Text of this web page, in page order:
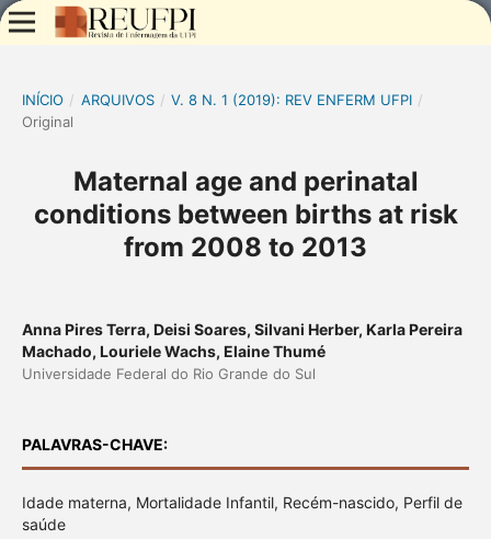
INÍCIO / ARQUIVOS / V. 8 N. 1 (2019): REV ENFERM UFPI /
Original
Maternal age and perinatal
conditions between births at risk
from 2008 to 2013
Anna Pires Terra, Deisi Soares, Silvani Herber, Karla Pereira
Machado, Louriele Wachs, Elaine Thumé
Universidade Federal do Rio Grande do Sul
PALAVRAS-CHAVE:
Idade materna, Mortalidade Infantil, Recém-nascido, Perfil de
saúde